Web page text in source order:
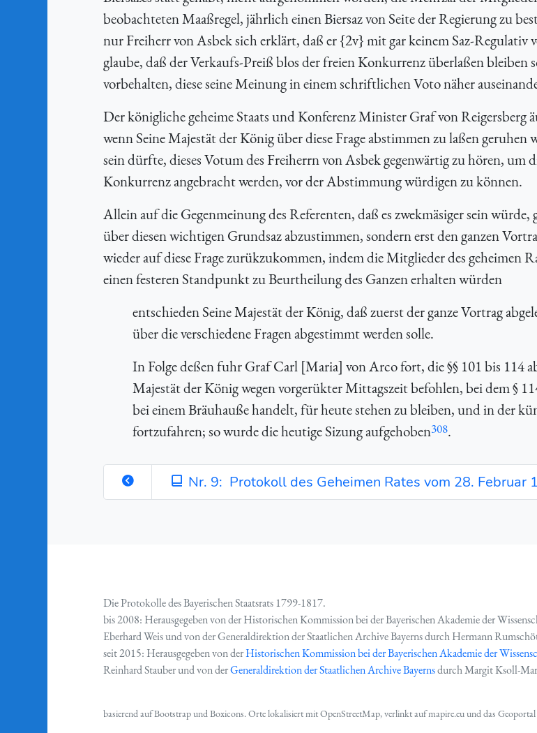
beobachteten Maaßregel, jährlich einen Biersaz von Seite der Regierung zu
nur Freiherr von Asbek sich erklärt, daß er {2v} mit gar keinem Saz-Regulativ
glaube, daß der Verkaufs-Preiß blos der freien Konkurrenz überlaßen bleiben
vorbehalten, diese seine Meinung in einem schriftlichen Voto näher
Der königliche geheime Staats und Konferenz Minister Graf von Reigersberg
wenn Seine Majestät der König über diese Frage abstimmen zu laßen geruhen
sein dürfte, dieses Votum des Freiherrn von Asbek gegenwärtig zu hören, um
Konkurrenz angebracht werden, vor der Abstimmung würdigen zu können.
Allein auf die Gegenmeinung des Referenten, daß es zwekmäsiger sein
über diesen wichtigen Grundsaz abzustimmen, sondern erst den ganzen
wieder auf diese Frage zurükzukommen, indem die Mitglieder des geheimen
einen festeren Standpunkt zu Beurtheilung des Ganzen erhalten würden
entschieden Seine Majestät der König, daß zuerst der ganze Vortrag
über die verschiedene Fragen abgestimmt werden solle.
In Folge deßen fuhr Graf Carl [Maria] von Arco fort, die §§ 101 bis 114
Majestät der König wegen vorgerükter Mittagszeit befohlen, bei dem §
bei einem Bräuhauße handelt, für heute stehen zu bleiben, und in der
fortzufahren; so wurde die heutige Sizung aufgehoben308.
Nr. 9: Protokoll des Geheimen Rates vom 28. Februar
Die Protokolle des Bayerischen Staatsrats 1799-1817.
bis 2008: Herausgegeben von der Historischen Kommission bei der Bayerischen Akademie der
Eberhard Weis und von der Generaldirektion der Staatlichen Archive Bayerns durch Hermann
seit 2015: Herausgegeben von derHistorischen Kommission bei der Bayerischen Akademie der
Reinhard Stauber und von derGeneraldirektion der Staatlichen Archive Bayernsdurch Margit Ksoll-
basierend aufBootstrapundBoxicons. Orte lokalisiert mitOpenStreetMap, verlinkt aufmapire.euund das